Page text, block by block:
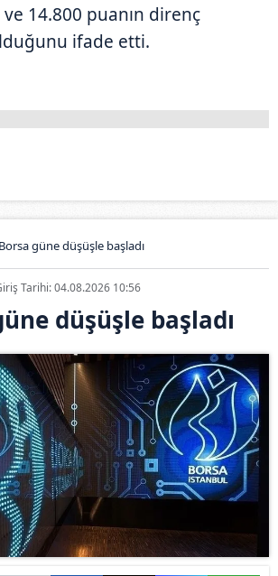
14.800 puanın direnç
ifade etti.
Borsa güne düşüşle başladı
Tarihi: 04.08.2026 10:56
düşüşle başladı